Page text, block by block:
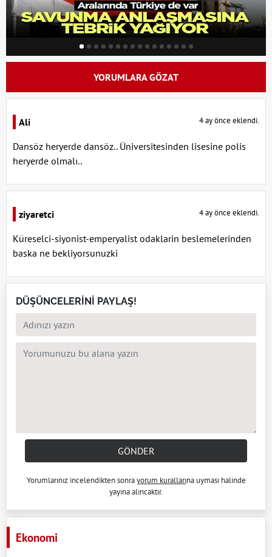
YORUMLARA GÖZAT
Ali 4 ay önce eklendi.
Dansöz heryerde dansöz.. Üniversitesinden lisesine polis
heryerde olmalı..
ziyaretci 4 ay önce eklendi.
Küreselci-siyonist-emperyalist odaklarin beslemelerinden
baska ne bekliyorsunuzki
DÜŞÜNCELERİNİ PAYLAŞ!
GÖNDER
Yorumlarınız incelendikten sonrayorum kurallarına uyması halinde
yayına alıncaktır.
Ekonomi